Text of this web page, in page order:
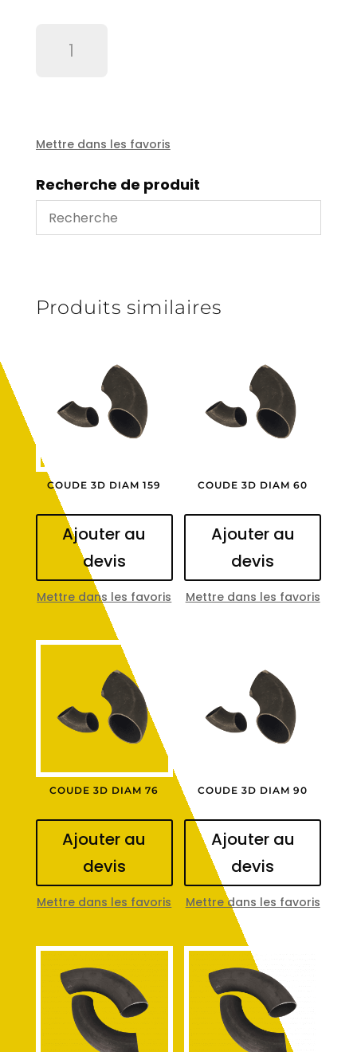
RT
Mettre dans les favoris
Recherche de produit
Produits similaires
COUDE 3D DIAM 159
Ajouter au
devis
Mettre dans les favoris
COUDE 3D DIAM 60
Ajouter au
devis
Mettre dans les favoris
COUDE 3D DIAM 76
Ajouter au
devis
Mettre dans les favoris
COUDE 3D DIAM 90
Ajouter au
devis
Mettre dans les favoris